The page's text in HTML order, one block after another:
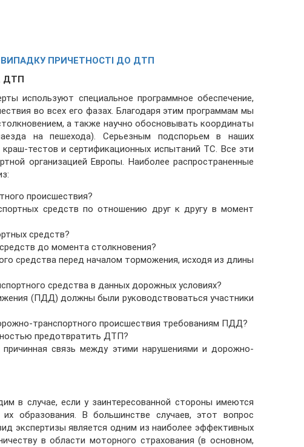
ВИПАДКУ ПРИЧЕТНОСТІ ДО ДТП
ДТП
используют специальное программное обеспечение,
во всех его фазах. Благодаря этим программам мы
а также научно обосновывать координаты
на пешехода). Серьезным подспорьем в наших
тестов и сертификационных испытаний ТС. Все эти
организацией Европы. Наиболее распространенные
происшествия?
средств по отношению друг к другу в момент
средств?
до момента столкновения?
средства перед началом торможения, исходя из длины
средства в данных дорожных условиях?
(ПДД) должны были руководствоваться участники
транспортного происшествия требованиям ПДД?
предотвратить ДТП?
связь между этими нарушениями и дорожно-
в случае, если у заинтересованной стороны имеются
образования. В большинстве случаев, этот вопрос
экспертизы является одним из наиболее эффективных
в области моторного страхования (в основном,